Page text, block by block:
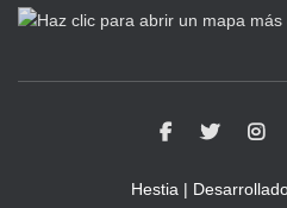
Hestia |